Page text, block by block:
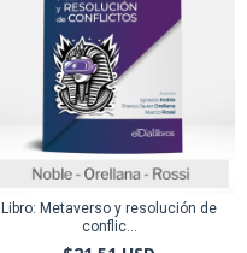
Libro: Metaverso y resolución de
conflic...